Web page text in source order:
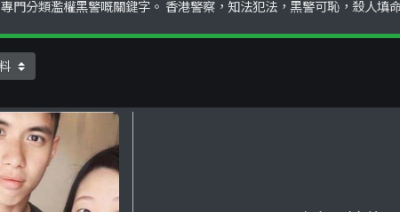
專門分類濫權黑警嘅關鍵字。 香港警察，知法犯法，黑警可恥，殺人填